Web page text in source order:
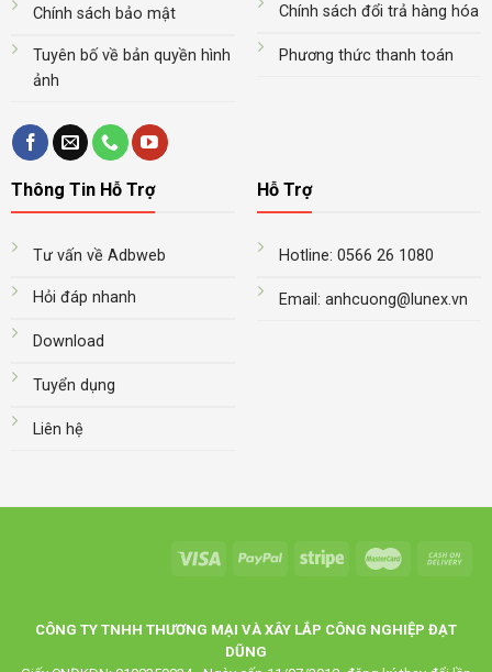
Chính sách bảo mật
Tuyên bố về bản quyền hình
ảnh
Chính sách đổi trả hàng hóa
Phương thức thanh toán
Thông Tin Hỗ Trợ
Tư vấn về Adbweb
Hỏi đáp nhanh
Download
Tuyển dụng
Liên hệ
Hỗ Trợ
Hotline: 0566 26 1080
Email: anhcuong@lunex.vn
CÔNG TY TNHH THƯƠNG MẠI VÀ XÂY LẮP CÔNG NGHIỆP ĐẠT
DŨNG